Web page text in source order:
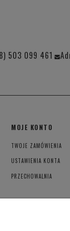
503 099 461
MOJE KONTO
TWOJE ZAMÓWIENIA
USTAWIENIA KONTA
PRZECHOWALNIA